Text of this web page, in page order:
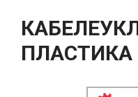
ПЛАСТИКА